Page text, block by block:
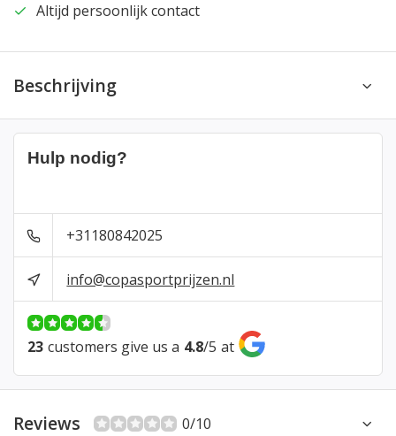
Altijd persoonlijk contact
Beschrijving
Hulp nodig?
+31180842025
info@copasportprijzen.nl
23 customers give us a 4.8/5 at
Reviews 0/10